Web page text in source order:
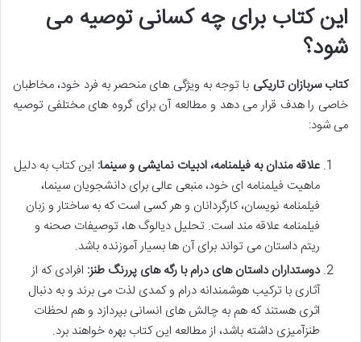
این کتاب برای چه کسانی توصیه می
شود؟
کتاب سربازان تاریکی با توجه به ویژگی های منحصر به فرد خود، مخاطبان
خاصی را هدف قرار می دهد و مطالعه آن برای گروه های مختلفی توصیه
می شود:
علاقه مندان به فیلمنامه، ادبیات نمایشی و سینما: این کتاب به دلیل
ماهیت فیلمنامه ای خود، منبعی عالی برای دانشجویان سینما،
فیلمنامه نویسان، کارگردانان و هر کسی است که به ساختار و زبان
فیلمنامه علاقه مند است. تحلیل دیالوگ ها، توصیفات صحنه و
ریتم داستان می تواند برای آن ها بسیار آموزنده باشد.
دوستداران داستان های درام با رگه های پررنگ طنز: افرادی که از
آثاری با ترکیب هوشمندانه درام و کمدی لذت می برند و به دنبال
اثری هستند که هم به چالش های انسانی بپردازد و هم لحظات
طنزآمیزی داشته باشد، از مطالعه این کتاب بهره خواهند برد.